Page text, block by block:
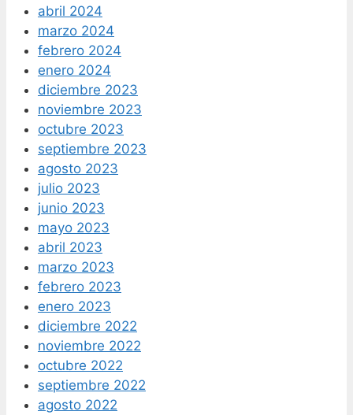
abril 2024
marzo 2024
febrero 2024
enero 2024
diciembre 2023
noviembre 2023
octubre 2023
septiembre 2023
agosto 2023
julio 2023
junio 2023
mayo 2023
abril 2023
marzo 2023
febrero 2023
enero 2023
diciembre 2022
noviembre 2022
octubre 2022
septiembre 2022
agosto 2022